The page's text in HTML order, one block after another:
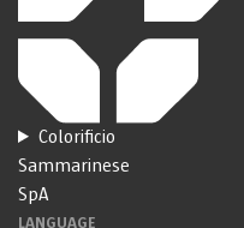
Colorificio
Sammarinese
SpA
LANGUAGE